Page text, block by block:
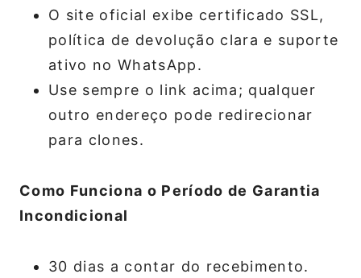
O site oficial exibe certificado SSL,
política de devolução clara e suporte
ativo no WhatsApp.
Use sempre o link acima; qualquer
outro endereço pode redirecionar
para clones.
Como Funciona o Período de Garantia
Incondicional
30 dias a contar do recebimento.